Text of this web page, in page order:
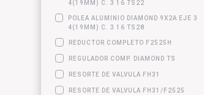
4(19MM) C. 3 16 TS22
POLEA ALUMINIO DIAMOND 9X2A EJE 3
4(19MM) C. 3 16 TS28
REDUCTOR COMPLETO F2525H
REGULADOR COMP. DIAMOND TS
RESORTE DE VALVULA FH31
RESORTE DE VALVULA FH31/F2525